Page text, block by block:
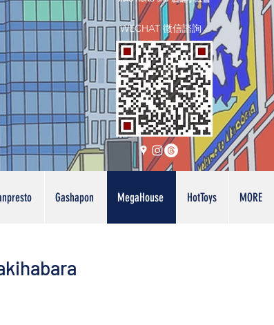
WECHAT 微信諮詢
Gashapon MegaHouse HotToys MORE